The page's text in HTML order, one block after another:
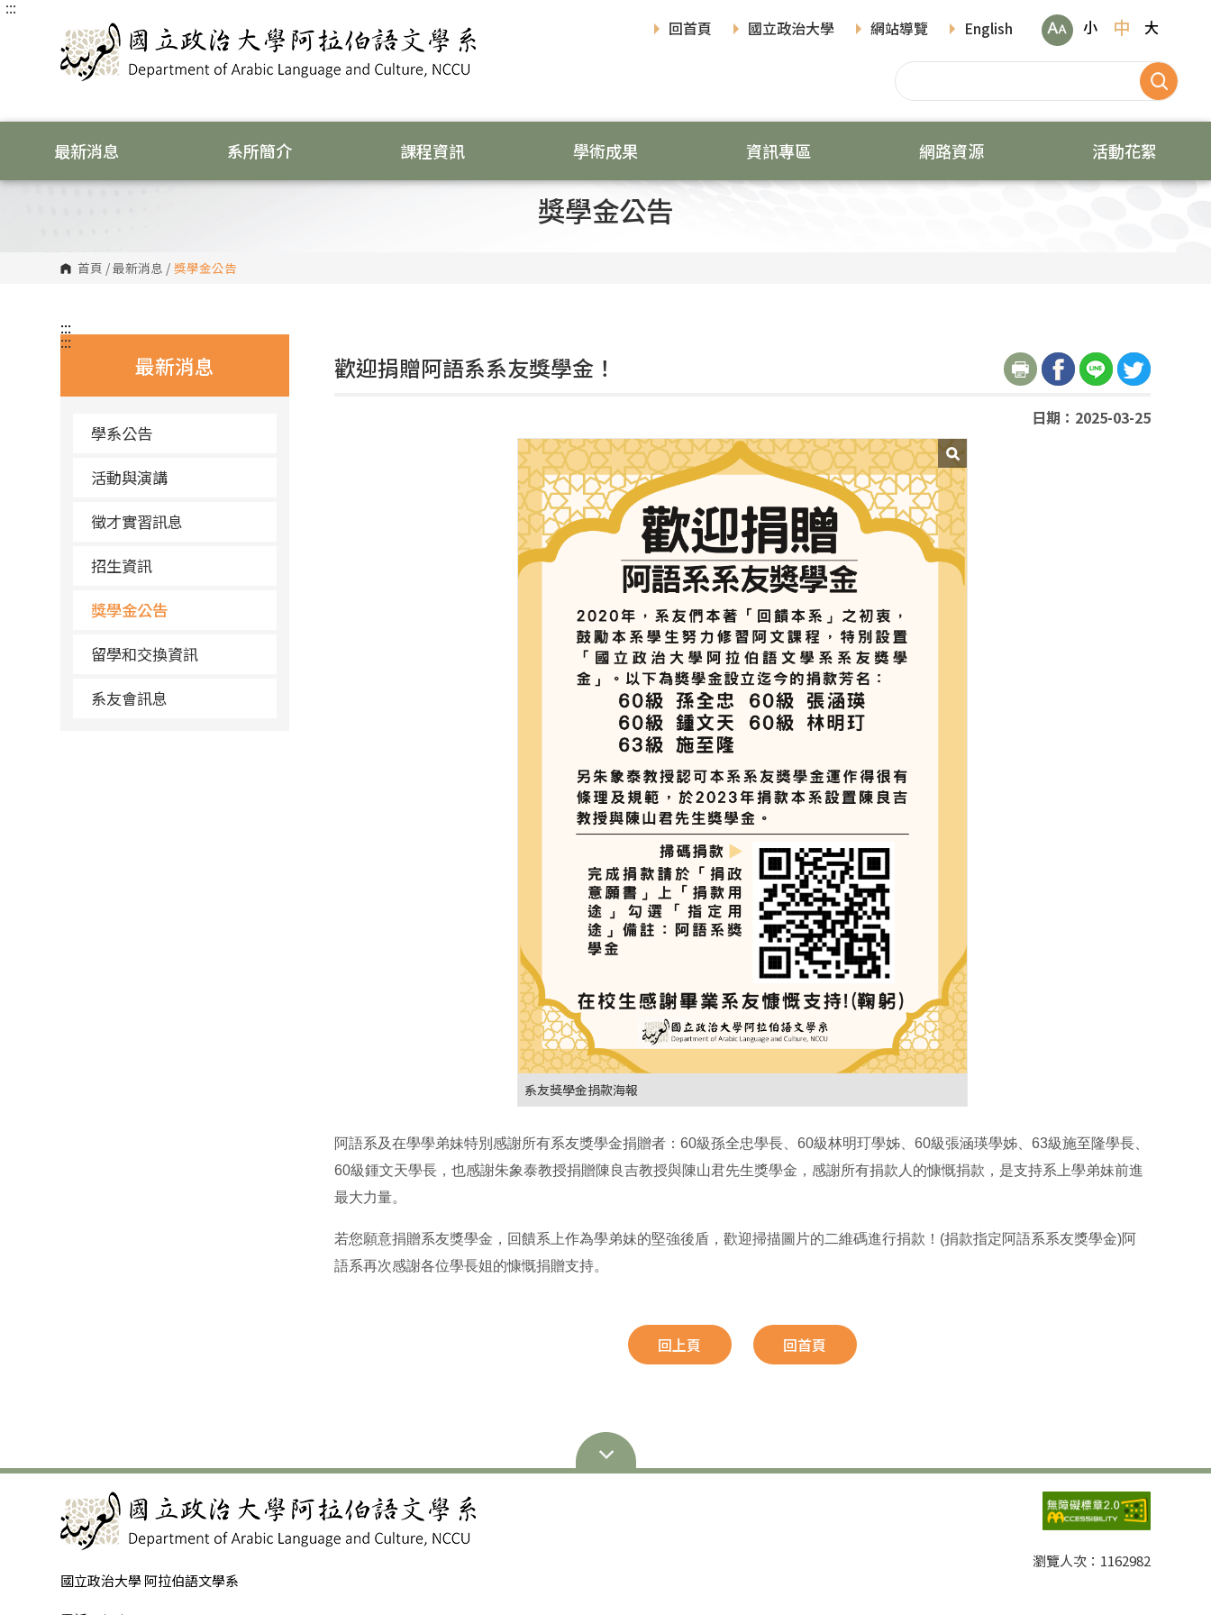
跳
:::
回首頁
國立政治大學 網站導覽 English 小 中 大
最新消息 系所簡介 課程資訊 學術成果 資訊專區 網路資源 活動花絮
獎學金公告
首頁 /最新消息 / 獎學金公告
:::
最新消息
學系公告
活動與演講
徵才實習訊息
招生資訊
獎學金公告
留學和交換資訊
系友會訊息
:::
歡迎捐贈阿語系系友獎學金！
日期：2025-03-25
系友獎學金捐款海報
阿語系及在學學弟妹特別感謝所有系友獎學金捐贈者：60級孫全忠學長、60級林明玎學姊、60級張涵瑛學姊、63級施至隆學長、
60級鍾文天學長，也感謝朱象泰教授捐贈陳良吉教授與陳山君先生獎學金，感謝所有捐款人的慷慨捐款，是支持系上學弟妹前進
最大力量。
若您願意捐贈系友獎學金，回饋系上作為學弟妹的堅強後盾，歡迎掃描圖片的二維碼進行捐款！(捐款指定阿語系系友獎學金)阿
語系再次感謝各位學長姐的慷慨捐贈支持。
回上頁 回首頁
國立政治大學 阿拉伯語文學系
瀏覽人次： 1162982